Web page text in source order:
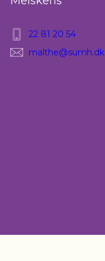
22 81 20 54
malthe@sumh.dk